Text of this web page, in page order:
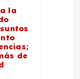
la
de